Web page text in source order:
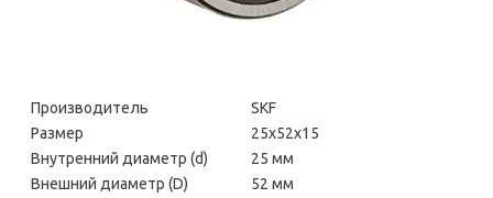
Производитель
SKF
Размер
25х52х15
Внутренний диаметр (d)
25 мм
Внешний диаметр (D)
52 мм